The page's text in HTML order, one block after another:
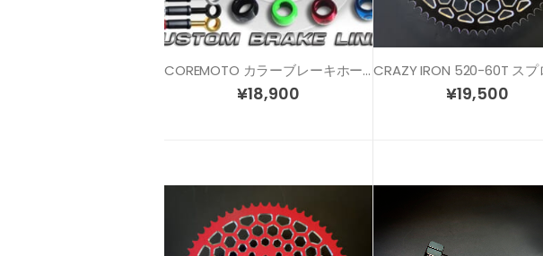
COREMOTO カラーブレーキホース ZX-9R
¥18,900 ¥19,500